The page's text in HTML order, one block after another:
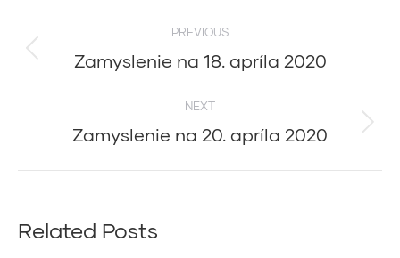
navigation
PREVIOUS
Previous
Zamyslenie na 18. apríla 2020
NEXT
Next
Zamyslenie na 20. apríla 2020
Related Posts